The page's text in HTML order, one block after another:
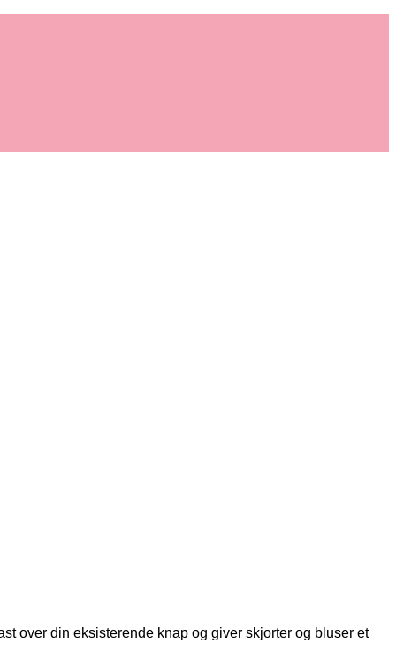
over din eksisterende knap og giver skjorter og bluser et